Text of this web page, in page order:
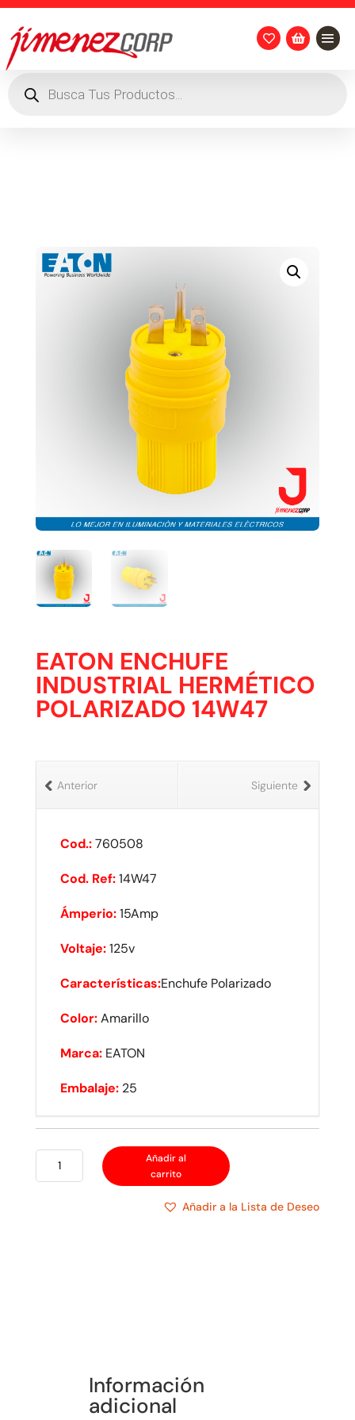
 
productos
EATON ENCHUFE
INDUSTRIAL HERMÉTICO
POLARIZADO 14W47
Siguiente
Anterior
Cod.:760508
Cod. Ref:14W47
Ámperio:15Amp
Voltaje:125v
Características:Enchufe Polarizado
Color:Amarillo
Marca: EATON
Embalaje: 25
Añadir al
carrito
Añadir a la Lista de Deseo
Información
adicional